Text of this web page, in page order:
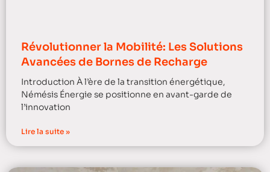
Révolutionner la Mobilité: Les Solutions
Avancées de Bornes de Recharge
Introduction À l’ère de la transition énergétique,
Némésis Énergie se positionne en avant-garde de
l’innovation
Lire la suite »